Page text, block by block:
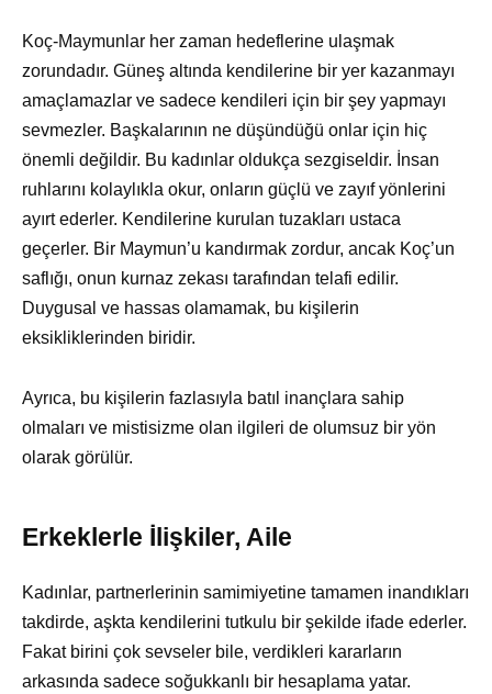
Koç-Maymunlar her zaman hedeflerine ulaşmak
zorundadır. Güneş altında kendilerine bir yer kazanmayı
amaçlamazlar ve sadece kendileri için bir şey yapmayı
sevmezler. Başkalarının ne düşündüğü onlar için hiç
önemli değildir. Bu kadınlar oldukça sezgiseldir. İnsan
ruhlarını kolaylıkla okur, onların güçlü ve zayıf yönlerini
ayırt ederler. Kendilerine kurulan tuzakları ustaca
geçerler. Bir Maymun’u kandırmak zordur, ancak Koç’un
saflığı, onun kurnaz zekası tarafından telafi edilir.
Duygusal ve hassas olamamak, bu kişilerin
eksikliklerinden biridir.
Ayrıca, bu kişilerin fazlasıyla batıl inançlara sahip
olmaları ve mistisizme olan ilgileri de olumsuz bir yön
olarak görülür.
Erkeklerle İlişkiler, Aile
Kadınlar, partnerlerinin samimiyetine tamamen inandıkları
takdirde, aşkta kendilerini tutkulu bir şekilde ifade ederler.
Fakat birini çok sevseler bile, verdikleri kararların
arkasında sadece soğukkanlı bir hesaplama yatar.